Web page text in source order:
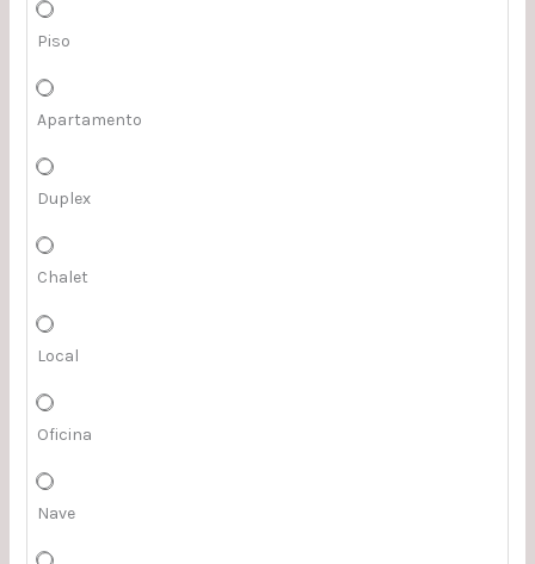
Piso
Apartamento
Duplex
Chalet
Local
Oficina
Nave